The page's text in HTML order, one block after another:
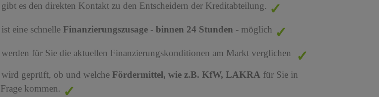
gibt es den direkten Kontakt zu den Entscheidern der Kreditabteilung.
ist eine schnelle Finanzierungszusage- binnen 24 Stunden - möglich
werden für Sie die aktuellen Finanzierungskonditionen am Markt verglichen
wird geprüft, ob und welche Fördermittel, wie z.B. KfW, LAKRA für Sie in
Frage kommen.